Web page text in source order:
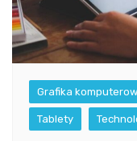
Grafika
Tablety